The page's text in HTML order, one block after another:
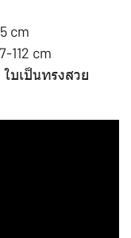
cm
112 cm
บเป็นทรงสวย